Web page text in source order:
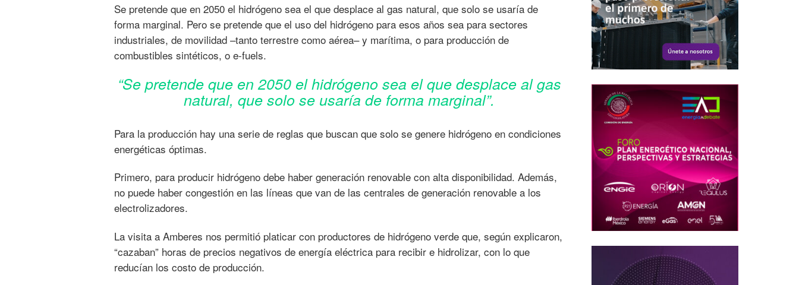
Se pretende que en 2050 el hidrógeno sea el que desplace al gas natural, que solo se usaría de
forma marginal. Pero se pretende que el uso del hidrógeno para esos años sea para sectores
industriales, de movilidad –tanto terrestre como aérea– y marítima, o para producción de
combustibles sintéticos, o e-fuels.
“Se pretende que en 2050 el hidrógeno sea el que desplace al gas
natural, que solo se usaría de forma marginal”.
Para la producción hay una serie de reglas que buscan que solo se genere hidrógeno en condiciones
energéticas óptimas.
Primero, para producir hidrógeno debe haber generación renovable con alta disponibilidad. Además,
no puede haber congestión en las líneas que van de las centrales de generación renovable a los
electrolizadores.
La visita a Amberes nos permitió platicar con productores de hidrógeno verde que, según explicaron,
“cazaban” horas de precios negativos de energía eléctrica para recibir e hidrolizar, con lo que
reducían los costo de producción.